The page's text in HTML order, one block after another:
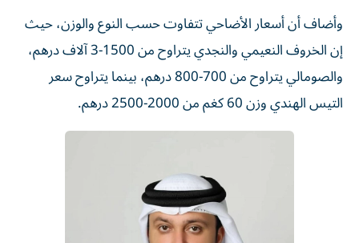
وأضاف أن أسعار الأضاحي تتفاوت حسب النوع والوزن، حيث
إن الخروف النعيمي والنجدي يتراوح من 1500-3 آلاف درهم،
والصومالي يتراوح من 700-800 درهم، بينما يتراوح سعر
التيس الهندي وزن 60 كغم من 2000-2500 درهم.